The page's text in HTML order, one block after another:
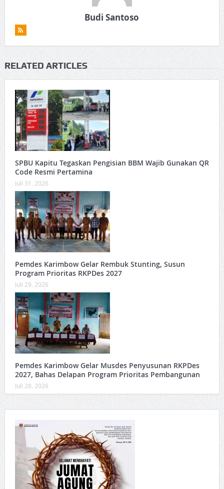
Budi Santoso
RELATED ARTICLES
SPBU Kapitu Tegaskan Pengisian BBM Wajib Gunakan QR
Code Resmi Pertamina
Juli 31, 2026
Pemdes Karimbow Gelar Rembuk Stunting, Susun
Program Prioritas RKPDes 2027
Juli 29, 2026
Pemdes Karimbow Gelar Musdes Penyusunan RKPDes
2027, Bahas Delapan Program Prioritas Pembangunan
Juli 28, 2026